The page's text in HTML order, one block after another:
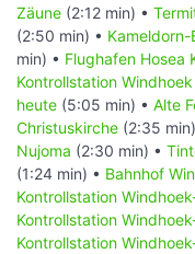
Zäune (2:12 min) •
(2:50 min) • Kameldorn-
min) • Flughafen Hosea
Kontrollstation
heute (5:05 min) • Alte
Christuskirche (2:35
Nujoma (2:30 min) •
(1:24 min) • Bahnhof
Kontrollstation
Kontrollstation
Kontrollstation